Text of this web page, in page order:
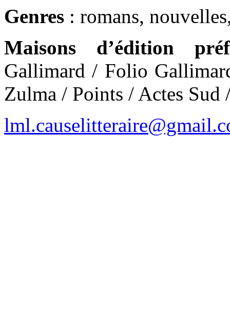
Genres : romans,
Maisons d’édition
Gallimard / Folio
Zulma / Points / Actes Sud